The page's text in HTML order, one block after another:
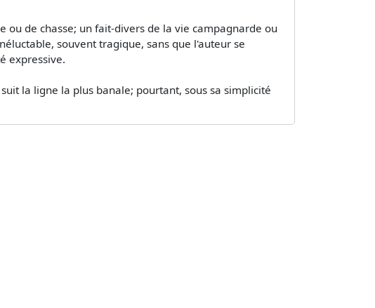
de chasse; un fait-divers de la vie campagnarde ou
souvent tragique, sans que l'auteur se
expressive.
la ligne la plus banale; pourtant, sous sa simplicité